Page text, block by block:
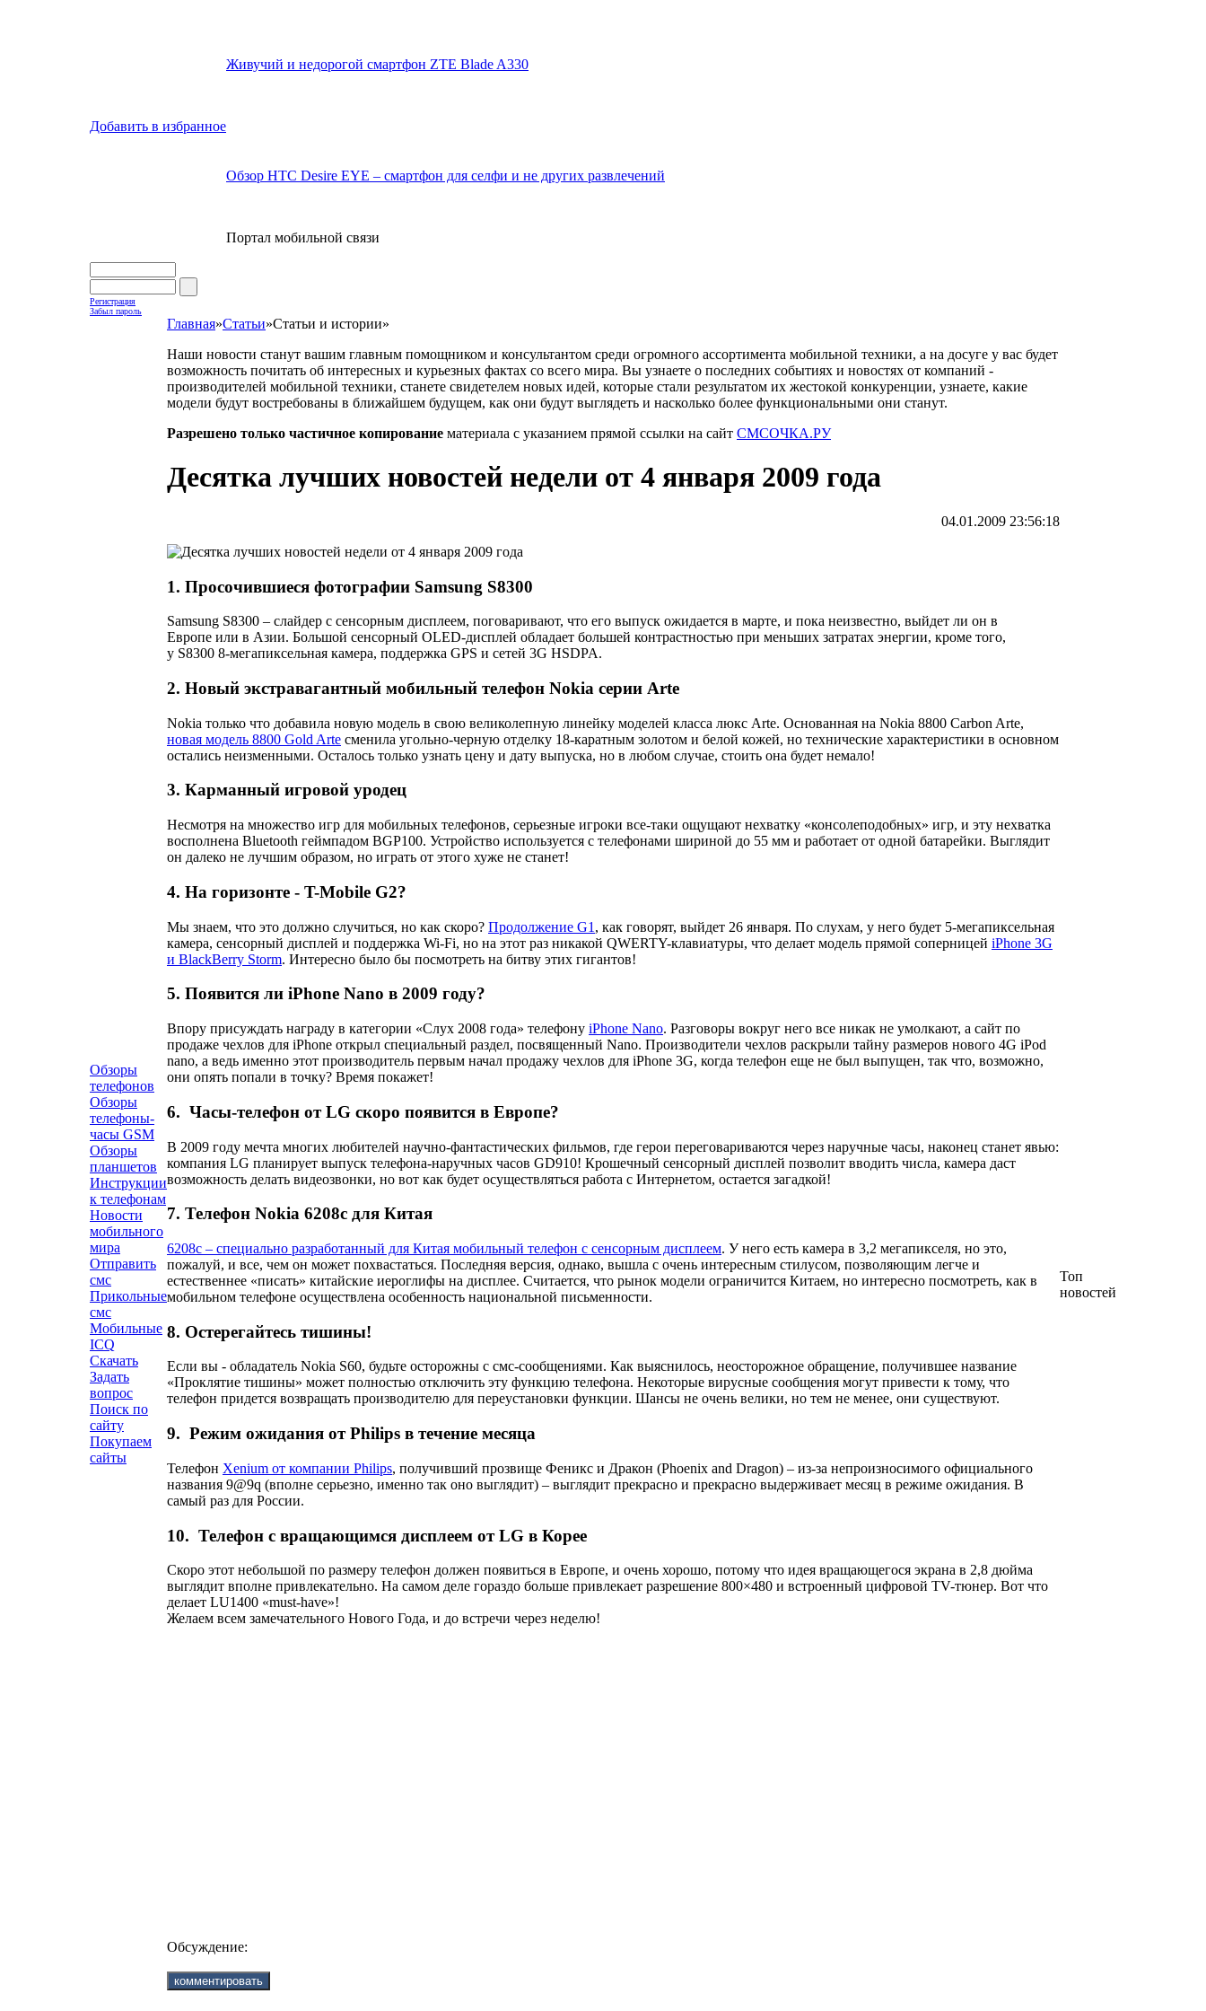
Добавить в избранное
Живучий и недорогой смартфон ZTE Blade A330
Обзор HTC Desire EYE – смартфон для селфи и не других развлечений
Портал мобильной связи
Регистрация
Забыл пароль
Обзоры
телефонов
Обзоры
телефоны-
часы GSM
Обзоры
планшетов
Инструкции
к телефонам
Новости
мобильного
мира
Отправить
смс
Прикольные
смс
Мобильные
ICQ
Скачать
Задать
вопрос
Поиск по
сайту
Покупаем
сайты
Главная»Статьи»Статьи и истории»
Наши новости станут вашим главным помощником и консультантом среди огромного ассортимента мобильной техники, а на досуге у вас будет
возможность почитать об интересных и курьезных фактах со всего мира. Вы узнаете о последних событиях и новостях от компаний -
производителей мобильной техники, станете свидетелем новых идей, которые стали результатом их жестокой конкуренции, узнаете, какие
модели будут востребованы в ближайшем будущем, как они будут выглядеть и насколько более функциональными они станут.
Разрешено только частичное копирование материала с указанием прямой ссылки на сайт СМСОЧКА.РУ
Десятка лучших новостей недели от 4 января 2009 года
04.01.2009 23:56:18
1. Просочившиеся фотографии Samsung S8300
Samsung S8300 – слайдер с сенсорным дисплеем, поговаривают, что его выпуск ожидается в марте, и пока неизвестно, выйдет ли он в
Европе или в Азии. Большой сенсорный OLED-дисплей обладает большей контрастностью при меньших затратах энергии, кроме того,
у S8300 8-мегапиксельная камера, поддержка GPS и сетей 3G HSDPA.
2. Новый экстравагантный мобильный телефон Nokia серии Arte
Nokia только что добавила новую модель в свою великолепную линейку моделей класса люкс Arte. Основанная на Nokia 8800 Carbon Arte,
новая модель 8800 Gold Arte сменила угольно-черную отделку 18-каратным золотом и белой кожей, но технические характеристики в основном
остались неизменными. Осталось только узнать цену и дату выпуска, но в любом случае, стоить она будет немало!
3. Карманный игровой уродец
Несмотря на множество игр для мобильных телефонов, серьезные игроки все-таки ощущают нехватку «консолеподобных» игр, и эту нехватка
восполнена Bluetooth геймпадом BGP100. Устройство используется с телефонами шириной до 55 мм и работает от одной батарейки. Выглядит
он далеко не лучшим образом, но играть от этого хуже не станет!
4. На горизонте - T-Mobile G2?
Мы знаем, что это должно случиться, но как скоро? Продолжение G1 , как говорят, выйдет 26 января. По слухам, у него будет 5-мегапиксельная
камера, сенсорный дисплей и поддержка Wi-Fi, но на этот раз никакой QWERTY-клавиатуры, что делает модель прямой соперницей iPhone 3G
и BlackBerry Storm. Интересно было бы посмотреть на битву этих гигантов!
5. Появится ли iPhone Nano в 2009 году?
Впору присуждать награду в категории «Слух 2008 года» телефону iPhone Nano. Разговоры вокруг него все никак не умолкают, а сайт по
продаже чехлов для iPhone открыл специальный раздел, посвященный Nano. Производители чехлов раскрыли тайну размеров нового 4G iPod
nano, а ведь именно этот производитель первым начал продажу чехлов для iPhone 3G, когда телефон еще не был выпущен, так что, возможно,
они опять попали в точку? Время покажет!
6. Часы-телефон от LG скоро появится в Европе?
В 2009 году мечта многих любителей научно-фантастических фильмов, где герои переговариваются через наручные часы, наконец станет явью:
компания LG планирует выпуск телефона-наручных часов GD910! Крошечный сенсорный дисплей позволит вводить числа, камера даст
возможность делать видеозвонки, но вот как будет осуществляться работа с Интернетом, остается загадкой!
7. Телефон Nokia 6208c для Китая
6208c – специально разработанный для Китая мобильный телефон с сенсорным дисплеем. У него есть камера в 3,2 мегапикселя, но это,
пожалуй, и все, чем он может похвастаться. Последняя версия, однако, вышла с очень интересным стилусом, позволяющим легче и
естественнее «писать» китайские иероглифы на дисплее. Считается, что рынок модели ограничится Китаем, но интересно посмотреть, как в
мобильном телефоне осуществлена особенность национальной письменности.
8. Остерегайтесь тишины!
Если вы - обладатель Nokia S60, будьте осторожны с смс-сообщениями. Как выяснилось, неосторожное обращение, получившее название
«Проклятие тишины» может полностью отключить эту функцию телефона. Некоторые вирусные сообщения могут привести к тому, что
телефон придется возвращать производителю для переустановки функции. Шансы не очень велики, но тем не менее, они существуют.
9. Режим ожидания от Philips в течение месяца
Телефон Xenium от компании Philips, получивший прозвище Феникс и Дракон (Phoenix and Dragon) – из-за непроизносимого официального
названия 9@9q (вполне серьезно, именно так оно выглядит) – выглядит прекрасно и прекрасно выдерживает месяц в режиме ожидания. В
самый раз для России.
10. Телефон с вращающимся дисплеем от LG в Корее
Скоро этот небольшой по размеру телефон должен появиться в Европе, и очень хорошо, потому что идея вращающегося экрана в 2,8 дюйма
выглядит вполне привлекательно. На самом деле гораздо больше привлекает разрешение 800×480 и встроенный цифровой TV-тюнер. Вот что
делает LU1400 «must-have»!
Желаем всем замечательного Нового Года, и до встречи через неделю!
Обсуждение:
Топ
новостей